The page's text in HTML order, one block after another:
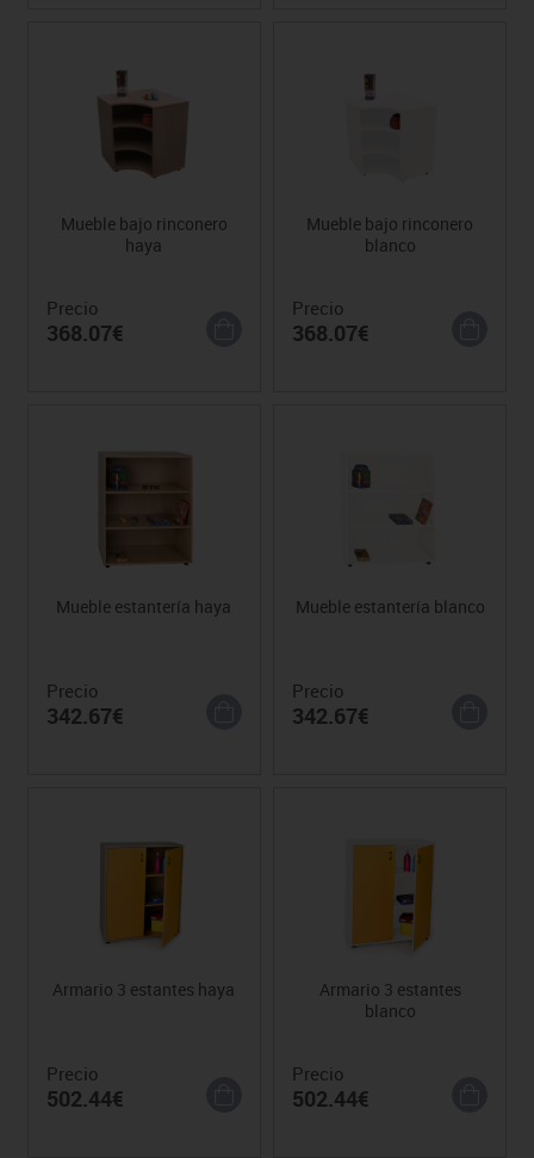
Mueble bajo rinconero
haya
Precio
368.07€
Mueble bajo rinconero
blanco
Precio
368.07€
Mueble estantería haya
Precio
342.67€
Mueble estantería blanco
Precio
342.67€
Armario 3 estantes haya
Precio
502.44€
Armario 3 estantes
blanco
Precio
502.44€